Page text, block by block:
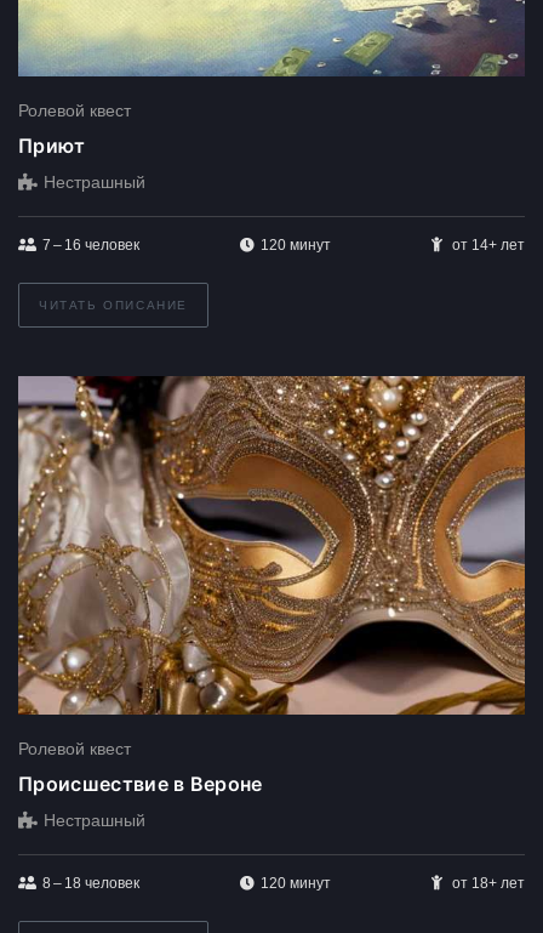
Ролевой квест
Приют
Нестрашный
7 – 16 человек 120 минут от 14+ лет
ЧИТАТЬ ОПИСАНИЕ
Ролевой квест
Происшествие в Вероне
Нестрашный
8 – 18 человек 120 минут от 18+ лет